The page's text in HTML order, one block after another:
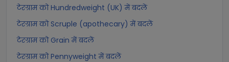
टेरग्राम को Hundredweight (UK) में बदलें
टेरग्राम को Scruple (apothecary) में बदलें
टेरग्राम को Grain में बदलें
टेरग्राम को Pennyweight में बदलें